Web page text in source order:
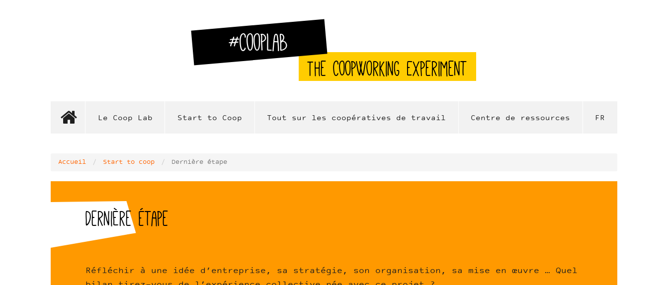
#CoopLab
The CoopWorking Experiment
Le Coop Lab Start to Coop Tout sur les coopératives de travail Centre de ressources FR
Accueil Start to coop Dernière étape
Dernière étape
Réfléchir à une idée d’entreprise, sa stratégie, son organisation, sa mise en œuvre … Quel